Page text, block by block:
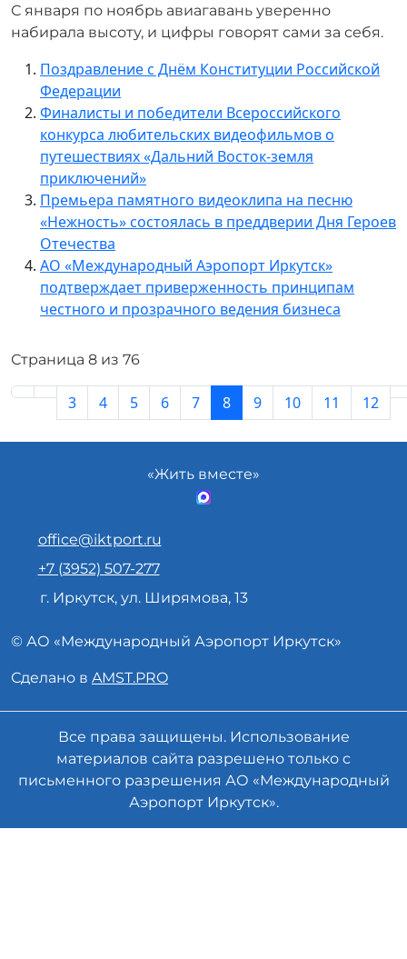
С января по ноябрь авиагавань уверенно
набирала высоту, и цифры говорят сами за себя.
Поздравление с Днём Конституции Российской
Федерации
Финалисты и победители Всероссийского
конкурса любительских видеофильмов о
путешествиях «Дальний Восток-земля
приключений»
Премьера памятного видеоклипа на песню
«Нежность» состоялась в преддверии Дня Героев
Отечества
АО «Международный Аэропорт Иркутск»
подтверждает приверженность принципам
честного и прозрачного ведения бизнеса
Страница 8 из 76
3 4 5 6 7 8 9 10 11 12
«Жить вместе»
office@iktport.ru
+7 (3952) 507-277
г. Иркутск, ул. Ширямова, 13
© АО «Международный Аэропорт Иркутск»
Сделано в AMST.PRO
Все права защищены. Использование
материалов сайта разрешено только с
письменного разрешения АО «Международный
Аэропорт Иркутск».